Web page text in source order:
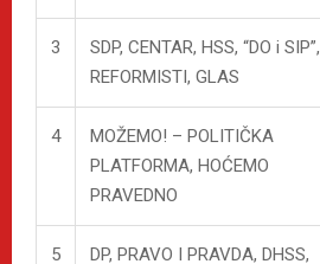
3
SDP, CENTAR, HSS, “DO i SIP”,
REFORMISTI, GLAS
4
MOŽEMO! – POLITIČKA
PLATFORMA, HOĆEMO
PRAVEDNO
5 DP, PRAVO I PRAVDA, DHSS,